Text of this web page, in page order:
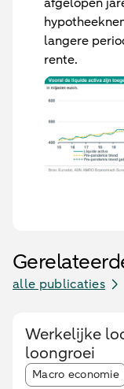
langere
rente.
alle publicaties
Werkelijke
loongroei
Article tags:
Macro economie